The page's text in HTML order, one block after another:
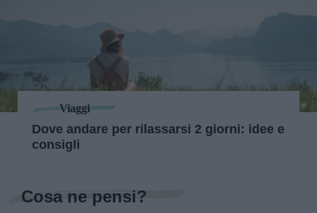
Viaggi
Dove andare per rilassarsi 2 giorni: idee e
consigli
Cosa ne pensi?